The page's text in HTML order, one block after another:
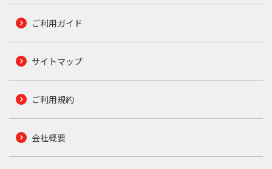
ご利用ガイド
サイトマップ
ご利用規約
会社概要